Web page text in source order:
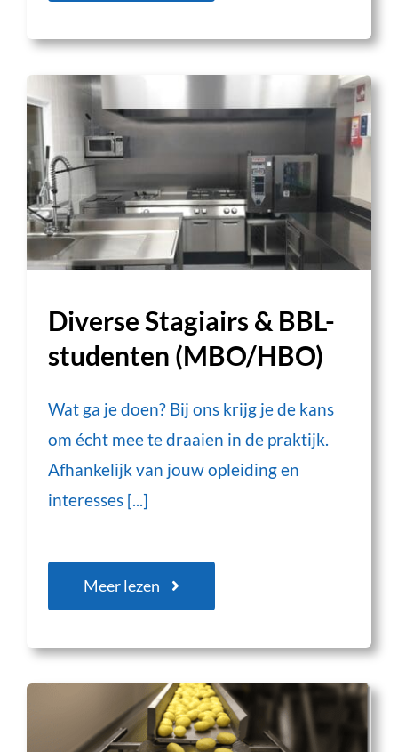
Diverse Stagiairs & BBL-
studenten (MBO/HBO)
Wat ga je doen? Bij ons krijg je de kans
om écht mee te draaien in de praktijk.
Afhankelijk van jouw opleiding en
interesses [...]
Meer lezen